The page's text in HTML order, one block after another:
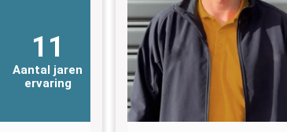
11
Aantal jaren
ervaring